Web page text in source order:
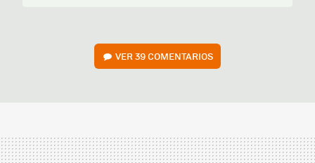
VER39 COMENTARIOS